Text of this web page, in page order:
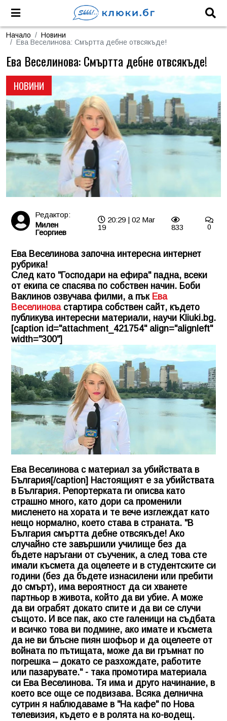
Начало
Новини
Ева Веселинова: Смъртта дебне отвсякъде!
НОВИНИ
Ева Веселинова: Смъртта дебне отвсякъде!
Редактор:
Милен
Георгиев
20:29 | 02 Mar
19
833 0
Ева Веселинова започна интересна интернет
рубрика!
След като "Господари на ефира" падна, всеки
от екипа се спасява по собствен начин. Боби
Ваклинов озвучава филми, а пък Ева
Веселиновастартира собствен сайт, където
публикува интересни материали, научи Kliuki.bg.
[caption id="attachment_421754" align="alignleft"
width="300"]
Ева Веселинова с материал за убийствата в
България[/caption] Настоящият е за убийствата
в България. Репортерката ги описва като
страшно много, като дори са променили
мисленето на хората и те вече изглеждат като
нещо нормално, което става в страната. "В
България смъртта дебне отвсякъде! Ако
случайно сте завършили училище без да
бъдете наръгани от съученик, а след това сте
имали късмета да оцелеете и в студентските си
години (без да бъдете изнасилени или пребити
до смърт), има вероятност да си хванете
партньор в живота, който да ви убие. А може
да ви ограбят докато спите и да ви се случи
същото. И все пак, ако сте галеници на съдбата
и всичко това ви подмине, ако имате и късмета
да не ви блъсне пиян шофьор и да оцелеете от
войната по пътищата, може да ви гръмнат по
погрешка – докато се разхождате, работите
или пазарувате." - така промотира материала
си Ева Веселинова. Тя има и друго начинание, в
което все още се подвизава. Всяка делнична
сутрин я наблюдаваме в "На кафе" по Нова
телевизия, където е в ролята на ко-водещ.